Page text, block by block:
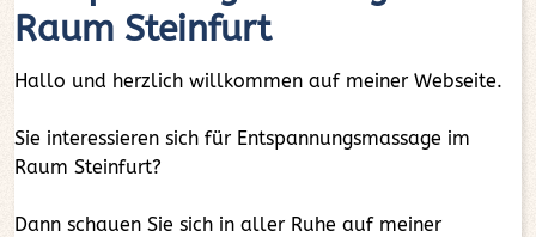
Raum Steinfurt
Hallo und herzlich willkommen auf meiner Webseite.
Sie interessieren sich für Entspannungsmassage im
Raum Steinfurt?
Dann schauen Sie sich in aller Ruhe auf meiner